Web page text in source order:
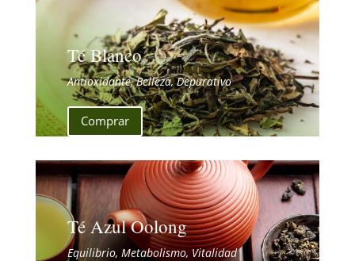
Té Blanco
Antioxidante, Belleza, Depurativo
Comprar
Té Azul Oolong
Equilibrio, Metabolismo, Vitalidad